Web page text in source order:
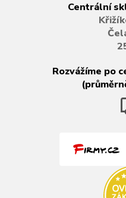
Centrální
Rozvážíme po